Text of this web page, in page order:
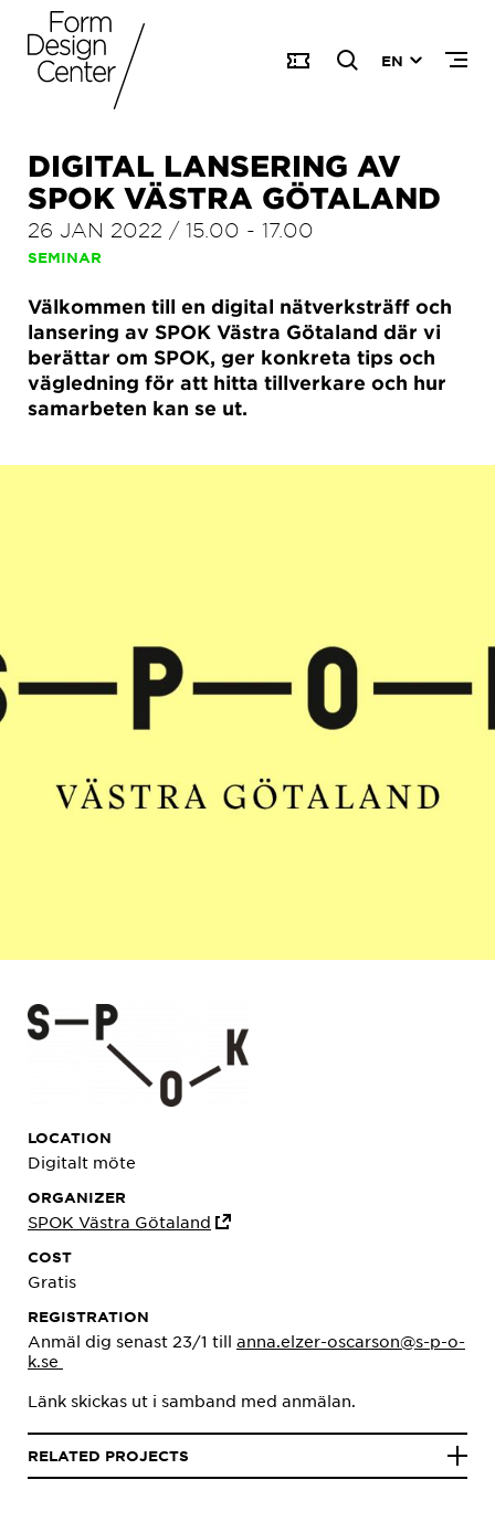
EN
DIGITAL LANSERING AV
SPOK VÄSTRA GÖTALAND
26 JAN 2022 / 15.00 - 17.00
SEMINAR
Välkommen till en digital nätverksträff och
lansering av SPOK Västra Götaland där vi
berättar om SPOK, ger konkreta tips och
vägledning för att hitta tillverkare och hur
samarbeten kan se ut.
LOCATION
Digitalt möte
ORGANIZER
SPOK Västra Götaland
COST
Gratis
REGISTRATION
Anmäl dig senast 23/1 till anna.elzer-oscarson@s-p-o-
k.se
Länk skickas ut i samband med anmälan.
RELATED PROJECTS